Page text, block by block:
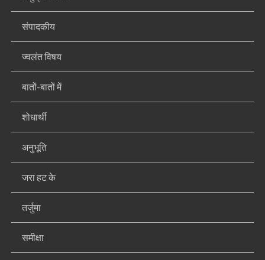
संपादकीय
ज्वलंत विषय
बातों-बातों में
शोधार्थी
अनुभूति
जरा हट के
तर्जुमा
समीक्षा